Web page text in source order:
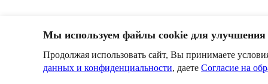
Оставить комментарий
Пожалуйста, авторизуйтесь, чтобы комментировать.
Пользовательское соглашение
Политика в отношении
Мы используем файлы cookie для улучшения
Продолжая использовать сайт, Вы принимаете
данных и конфиденциальности, даете Согласие на